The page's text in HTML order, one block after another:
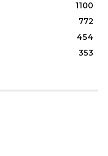
1100
772
454
353